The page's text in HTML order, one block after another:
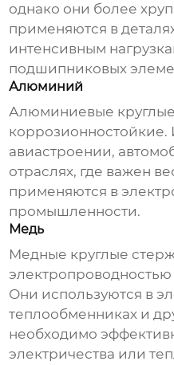
однако они более
применяются в
интенсивным
подшипниковых
Алюминий
Алюминиевые
коррозионностойкие.
авиастроении,
отраслях, где важен
применяются в
промышленности.
Медь
Медные круглые
Они используются в
теплообменниках и
необходимо
электричества или